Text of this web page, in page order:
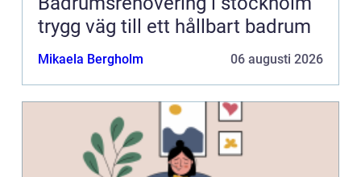
trygg väg till ett hållbart badrum
Mikaela Bergholm 06 augusti 2026